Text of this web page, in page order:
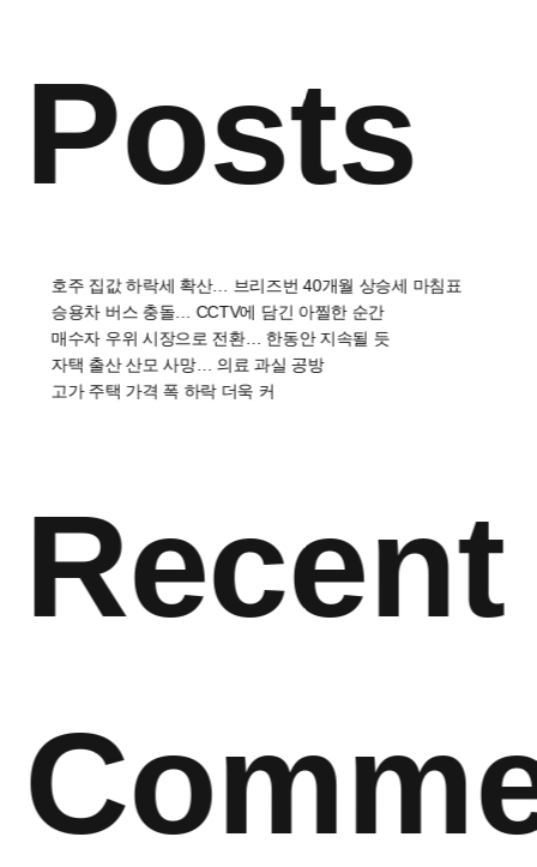
Posts
호주 집값 하락세 확산… 브리즈번 40개월 상승세 마침표
승용차 버스 충돌… CCTV에 담긴 아찔한 순간
매수자 우위 시장으로 전환… 한동안 지속될 듯
자택 출산 산모 사망… 의료 과실 공방
고가 주택 가격 폭 하락 더욱 커
Recent